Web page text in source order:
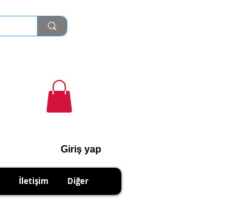
Giriş yap
İletişim Diğer